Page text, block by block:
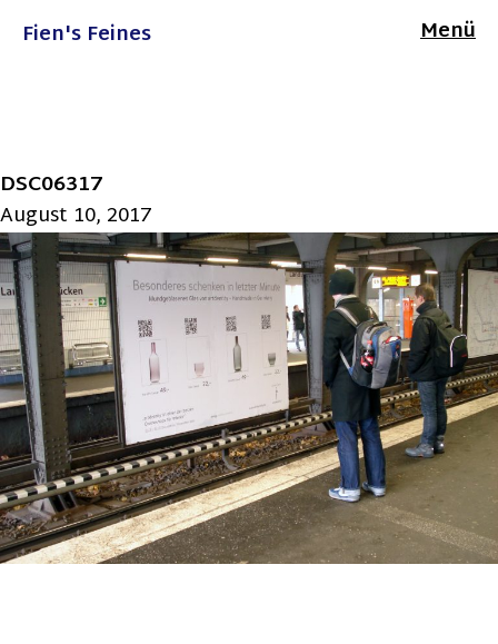
Fien's Feines Menü
DSC06317
August 10, 2017